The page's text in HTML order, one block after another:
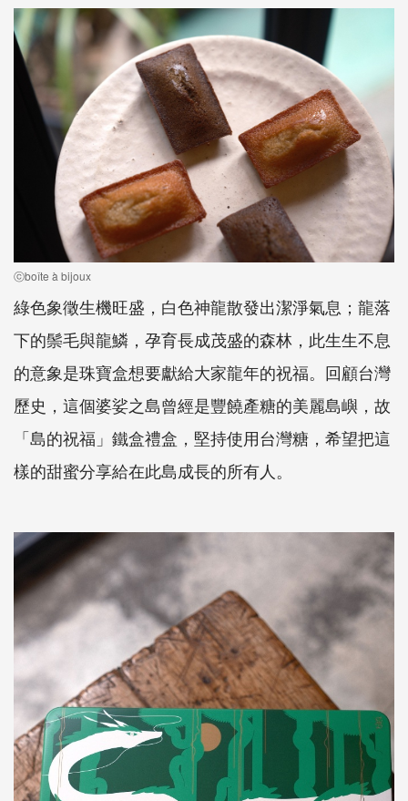
ⓒboîte à bijoux
綠色象徵生機旺盛，白色神龍散發出潔淨氣息；龍落
下的鬃毛與龍鱗，孕育長成茂盛的森林，此生生不息
的意象是珠寶盒想要獻給大家龍年的祝福。回顧台灣
歷史，這個婆娑之島曾經是豐饒產糖的美麗島嶼，故
「島的祝福」鐵盒禮盒，堅持使用台灣糖，希望把這
樣的甜蜜分享給在此島成長的所有人。